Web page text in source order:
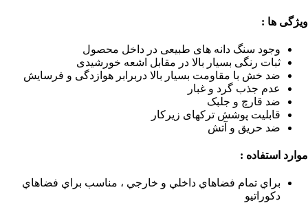
ويژگی ها :
وجود سنگ دانه های طبيعی در داخل محصول
ثبات رنگی بسيار بالا در مقابل اشعه خورشيدی
ضد خش با مقاومت بسيار بالا دربرابر هوازدگی و فرسايش
عدم جذب گرد و غبار
ضد قارچ و جلبک
قابليت پوشش ترکهای زيرکار
ضد حريق و آتش
موارد استفاده :
براي تمام فضاهاي داخلي و خارجي ، مناسب براي فضاهاي
دكوراتيو